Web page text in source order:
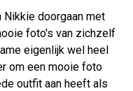
doorgaan met
foto's van zichzelf
eigenlijk wel heel
om een mooie foto
outfit aan heeft als